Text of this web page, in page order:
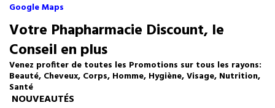
Google Maps
Votre Phapharmacie Discount, le
Conseil en plus
Venez profiter de toutes les Promotions sur tous les rayons:
Beauté, Cheveux, Corps, Homme, Hygiène, Visage, Nutrition,
Santé
NOUVEAUTÉS